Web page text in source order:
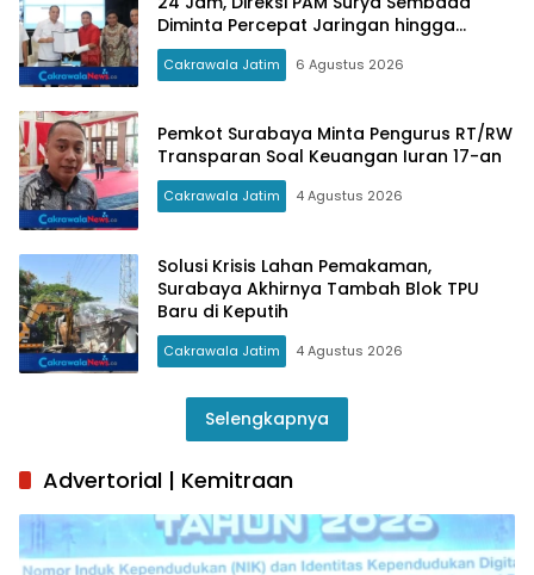
Diminta Percepat Jaringan hingga
Kampung
Cakrawala Jatim 6 Agustus 2026
Pemkot Surabaya Minta Pengurus RT/RW
Transparan Soal Keuangan Iuran 17-an
Cakrawala Jatim 4 Agustus 2026
Solusi Krisis Lahan Pemakaman,
Surabaya Akhirnya Tambah Blok TPU
Baru di Keputih
Cakrawala Jatim 4 Agustus 2026
Selengkapnya
Advertorial | Kemitraan